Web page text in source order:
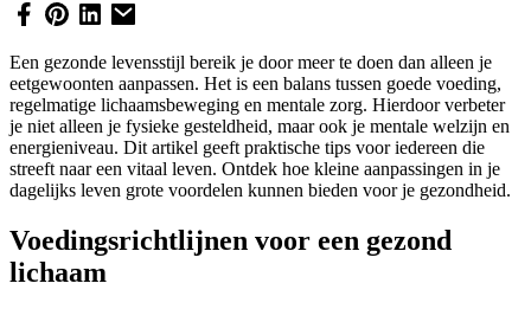
Een gezonde levensstijl bereik je door meer te doen dan alleen je
eetgewoonten aanpassen. Het is een balans tussen goede voeding,
regelmatige lichaamsbeweging en mentale zorg. Hierdoor verbeter
je niet alleen je fysieke gesteldheid, maar ook je mentale welzijn en
energieniveau. Dit artikel geeft praktische tips voor iedereen die
streeft naar een vitaal leven. Ontdek hoe kleine aanpassingen in je
dagelijks leven grote voordelen kunnen bieden voor je gezondheid.
Voedingsrichtlijnen voor een gezond
lichaam